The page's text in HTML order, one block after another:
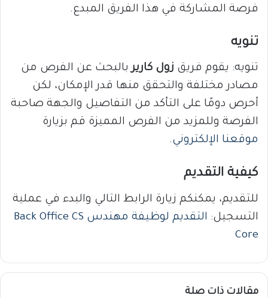
فرصة المشاركة في هذا الفريق المبدع.
تنويه
تنويه: يقوم فريق زول كاريربالبحث عن الفرص من
مصادر مختلفة والتحقق منها قدر الإمكان، لكن
أحرص دومًا على التأكد من التفاصيل والجهة صاحبة
الفرصة وللمزيد من الفرص المميزة قم بزيارة
موقعنا الإلكتروني.
كيفية التقديم
للتقديم، يمكنكم زيارة الرابط التالي والبدء في عملية
التسجيل:
التقديم لوظيفة مهندس Back Office CS
Core
مقالات ذات صلة